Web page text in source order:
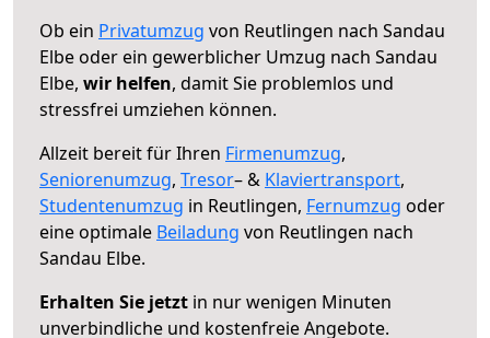
Ob ein Privatumzug von Reutlingen nach Sandau
Elbe oder ein gewerblicher Umzug nach Sandau
Elbe, wir helfen, damit Sie problemlos und
stressfrei umziehen können.
Allzeit bereit für Ihren Firmenumzug,
Seniorenumzug, Tresor– & Klaviertransport,
Studentenumzug in Reutlingen, Fernumzug oder
eine optimale Beiladung von Reutlingen nach
Sandau Elbe.
Erhalten Sie jetzt in nur wenigen Minuten
unverbindliche und kostenfreie Angebote.